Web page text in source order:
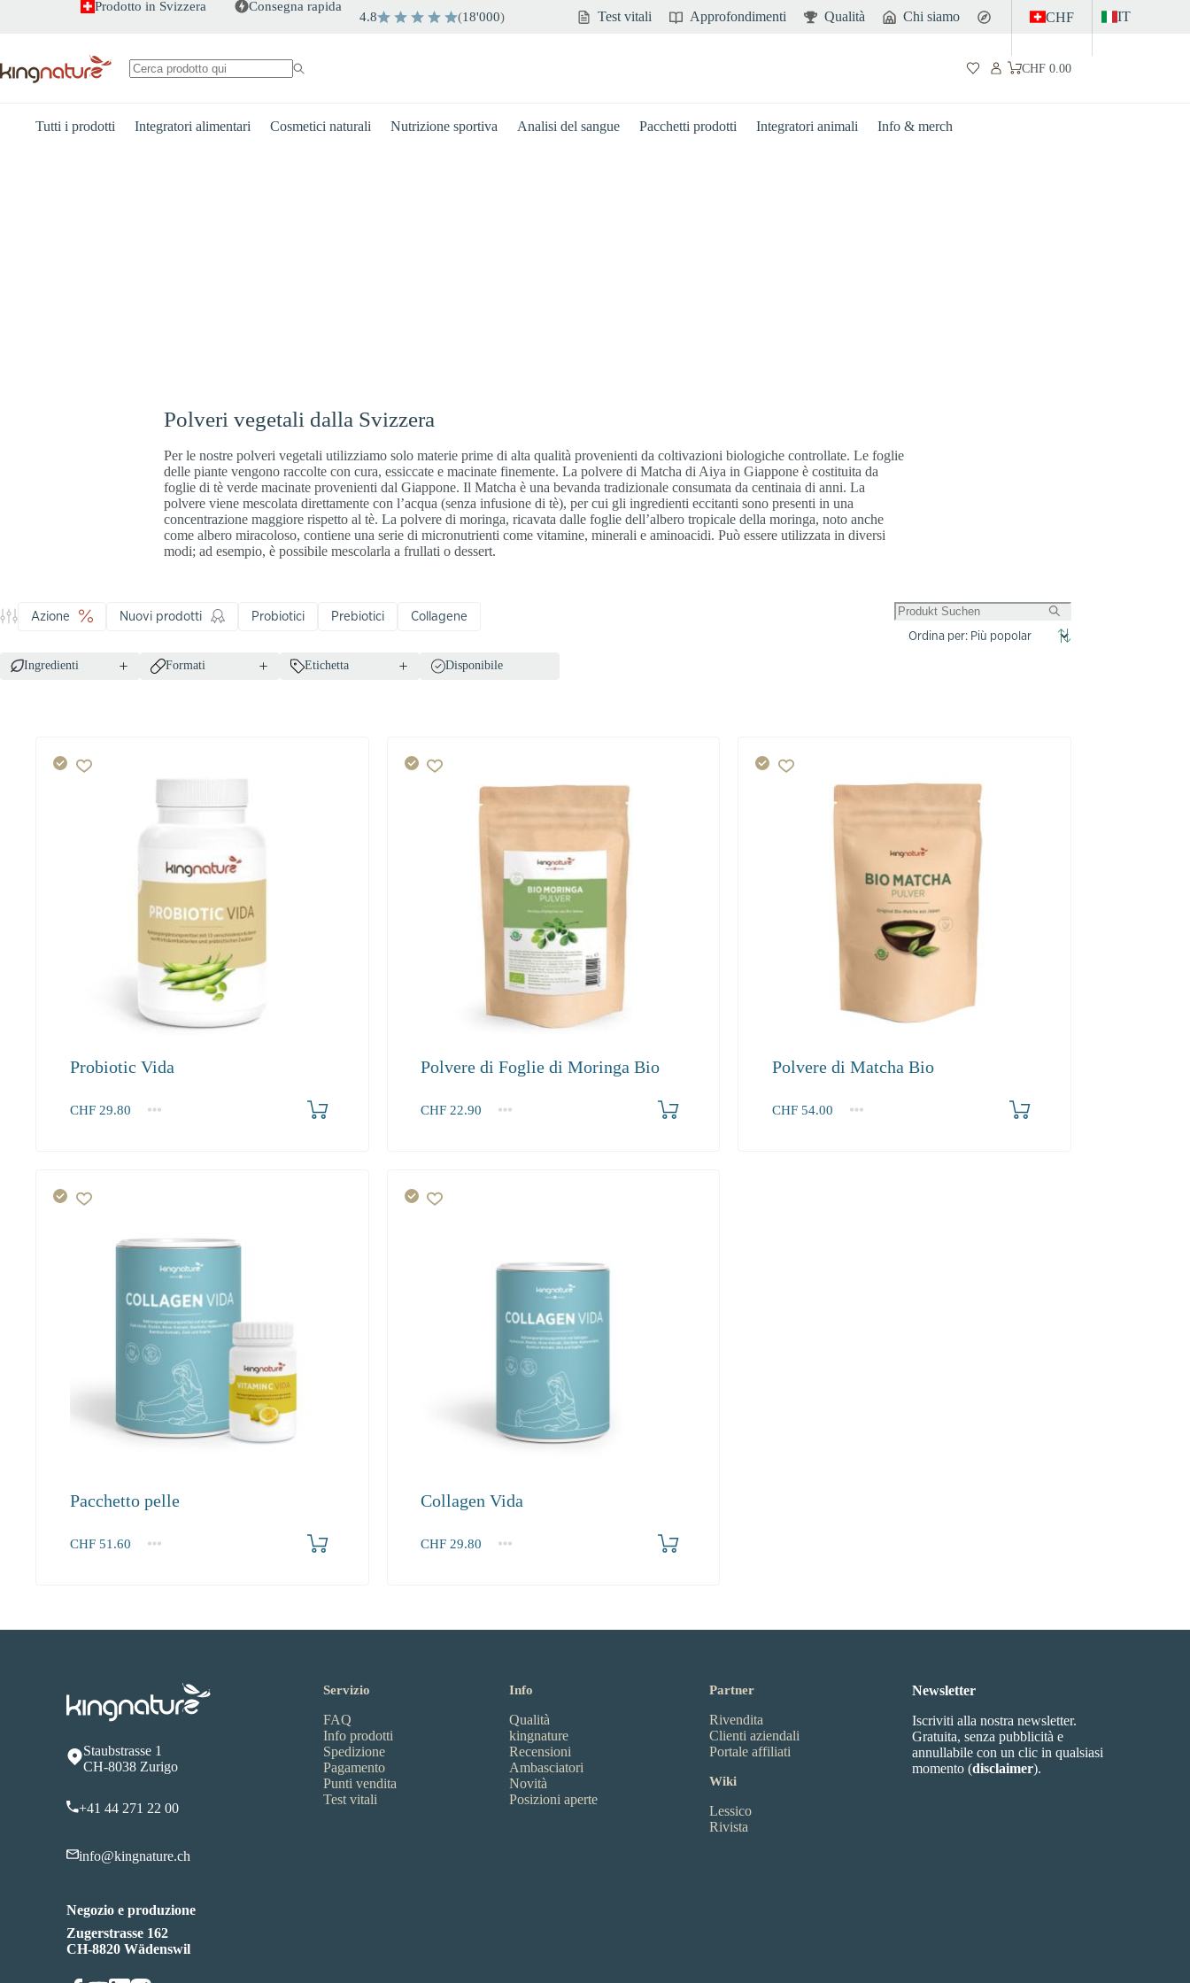
Prodotto in Svizzera Consegna rapida
4.8 (18'000) Test vitali Approfondimenti Qualità Chi siamo ContattoCHF IT
Carrello
CHF0.00
Tutti i prodotti Integratori alimentari Cosmetici naturali Nutrizione sportiva Analisi del sangue Pacchetti prodotti Integratori animali Info & merch
Polveri vegetali dalla Svizzera
Per le nostre polveri vegetali utilizziamo solo materie prime di alta qualità provenienti da coltivazioni biologiche controllate. Le foglie
delle piante vengono raccolte con cura, essiccate e macinate finemente. La polvere di Matcha di Aiya in Giappone è costituita da
foglie di tè verde macinate provenienti dal Giappone. Il Matcha è una bevanda tradizionale consumata da centinaia di anni. La
polvere viene mescolata direttamente con l’acqua (senza infusione di tè), per cui gli ingredienti eccitanti sono presenti in una
concentrazione maggiore rispetto al tè. La polvere di moringa, ricavata dalle foglie dell’albero tropicale della moringa, noto anche
come albero miracoloso, contiene una serie di micronutrienti come vitamine, minerali e aminoacidi. Può essere utilizzata in diversi
modi; ad esempio, è possibile mescolarla a frullati o dessert.
Azione Nuovi prodotti Probiotici Prebiotici Collagene
Ingredienti Formati Etichetta Disponibile
Probiotic Vida
CHF29.80
1 2-3
Polvere di Foglie di Moringa Bio
CHF 22.90
1 2-3
Polvere di Matcha Bio
CHF54.00
1 2-3
Pacchetto pelle
CHF51.60
1+ 2-3
Collagen Vida
CHF 29.80
1 2-3
Staubstrasse 1
CH-8038 Zurigo
+41 44 271 22 00
info@kingnature.ch
Negozio e produzione
Zugerstrasse 162
CH-8820 Wädenswil
Servizio
FAQ
Info prodotti
Spedizione
Pagamento
Punti vendita
Test vitali
Info
Qualità
kingnature
Recensioni
Ambasciatori
Novità
Posizioni aperte
Partner
Rivendita
Clienti aziendali
Portale affiliati
Wiki
Lessico
Rivista
Newsletter
Iscriviti alla nostra newsletter.
Gratuita, senza pubblicità e
annullabile con un clic in qualsiasi
momento (disclaimer).